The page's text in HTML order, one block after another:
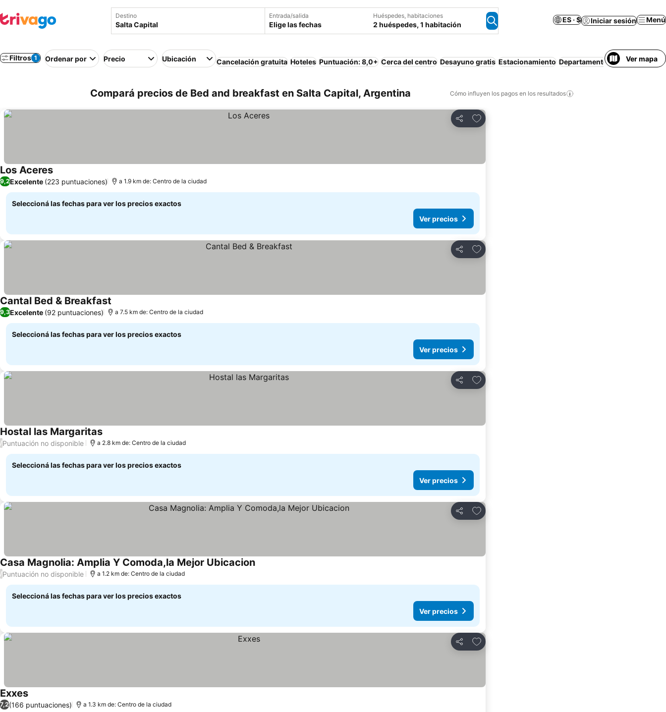
Destino Entrada/salida
Elige las fechas
Huéspedes, habitaciones
2 huéspedes, 1 habitación
ES · $ Iniciar sesión Menú
Filtros 1 Ordenar por Precio Ubicación Cancelación gratuita Hoteles Puntuación: 8,0+ Cerca del centro Desayuno gratis Estacionamiento Departamento equipado Wi-Fi
Ver mapa
Compará precios de Bed and breakfast en Salta Capital, Argentina Cómo influyen los pagos en los resultados
Compartir
Añadir a favoritos
Los Aceres
9,2Excelente (223 puntuaciones) a 1.9 km de: Centro de la ciudad
Seleccioná las fechas para ver los precios exactos
Ver precios
Compartir
Añadir a favoritos
Cantal Bed & Breakfast
9,3Excelente (92 puntuaciones) a 7.5 km de: Centro de la ciudad
Seleccioná las fechas para ver los precios exactos
Ver precios
Compartir
Añadir a favoritos
Hostal las Margaritas
/Puntuación no disponible a 2.8 km de: Centro de la ciudad
Seleccioná las fechas para ver los precios exactos
Ver precios
Compartir
Añadir a favoritos
Casa Magnolia: Amplia Y Comoda,la Mejor Ubicacion
/Puntuación no disponible a 1.2 km de: Centro de la ciudad
Seleccioná las fechas para ver los precios exactos
Ver precios
Compartir
Añadir a favoritos
Exxes
7,2(166 puntuaciones) a 1.3 km de: Centro de la ciudad